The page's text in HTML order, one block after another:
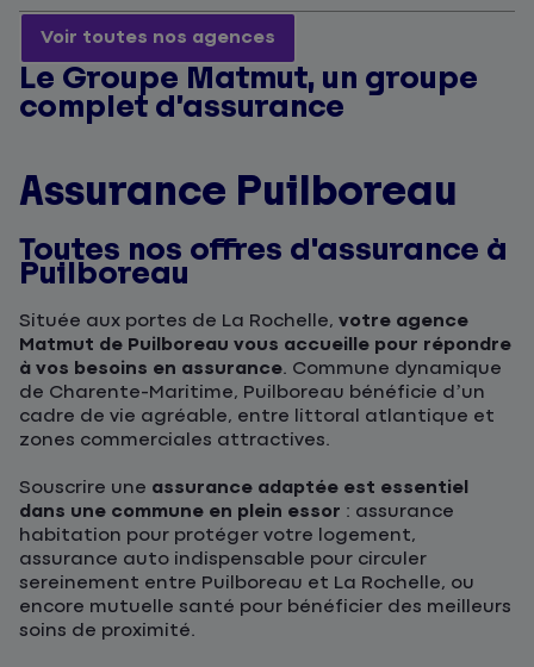
Voir toutes nos agences
Le Groupe Matmut, un groupe
complet d’assurance
Assurance Puilboreau
Toutes nos offres d'assurance à
Puilboreau
Située aux portes de La Rochelle, votre agence
Matmut de Puilboreau vous accueille pour répondre
à vos besoins en assurance. Commune dynamique
de Charente-Maritime, Puilboreau bénéficie d’un
cadre de vie agréable, entre littoral atlantique et
zones commerciales attractives.
Souscrire une assurance adaptée est essentiel
dans une commune en plein essor : assurance
habitation pour protéger votre logement,
assurance auto indispensable pour circuler
sereinement entre Puilboreau et La Rochelle, ou
encore mutuelle santé pour bénéficier des meilleurs
soins de proximité.